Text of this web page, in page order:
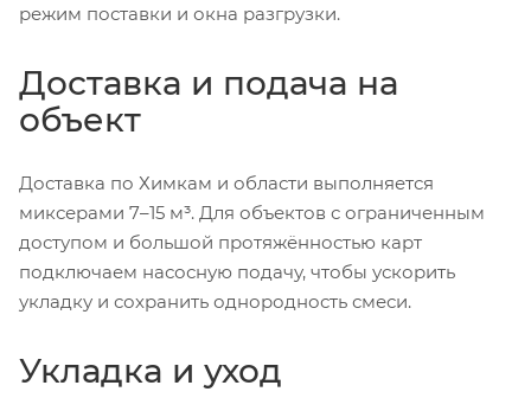
режим поставки и окна разгрузки.
Доставка и подача на
объект
Доставка по Химкам и области выполняется
миксерами 7–15 м³. Для объектов с ограниченным
доступом и большой протяжённостью карт
подключаем насосную подачу, чтобы ускорить
укладку и сохранить однородность смеси.
Укладка и уход